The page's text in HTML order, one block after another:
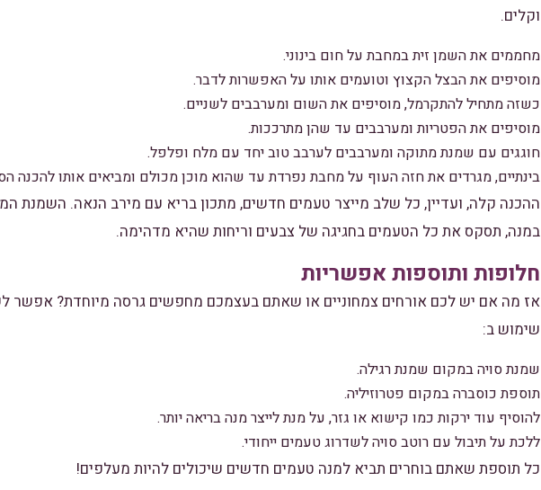
וקלים.
מחממים את השמן זית במחבת על חום בינוני.
מוסיפים את הבצל הקצוץ וטועמים אותו על האפשרות לדבר.
כשזה מתחיל להתקרמל, מוסיפים את השום ומערבבים לשניים.
מוסיפים את הפטריות ומערבבים עד שהן מתרככות.
חוגגים עם שמנת מתוקה ומערבבים לערבב טוב יחד עם מלח ופלפל.
בינתיים, מגרדים את חזה העוף על מחבת נפרדת עד שהוא מוכן מכולם ומביאים אותו להכנה
ההכנה קלה, ועדיין, כל שלב מייצר טעמים חדשים, מתכון בריא עם מירב הנאה. השמנת
במנה, תסקס את כל הטעמים בחגיגה של צבעים וריחות שהיא מדהימה.
חלופות ותוספות אפשריות
אז מה אם יש לכם אורחים צמחוניים או שאתם בעצמכם מחפשים גרסה מיוחדת? אפשר
שימוש ב:
שמנת סויה במקום שמנת רגילה.
תוספת כוסברה במקום פטרוזיליה.
להוסיף עוד ירקות כמו קישוא או גזר, על מנת לייצר מנה בריאה יותר.
ללכת על תיבול עם רוטב סויה לשדרוג טעמים ייחודי.
כל תוספת שאתם בוחרים תביא למנה טעמים חדשים שיכולים להיות מעלפים!